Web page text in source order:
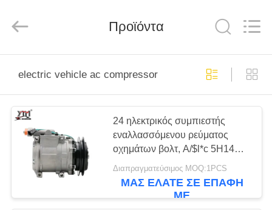
ΠΡΟΪΌΝΤΑ
ΒΊΝΤΕΟ
ΕΜΦΆΝΙΣΗ
VR
Co.,
Reserved.
Προϊόντα
electric vehicle ac compressor
24 ηλεκτρικός συμπιεστής
εναλλασσόμενου ρεύματος
οχημάτων βολτ, A/$l*c 5H14
101422 καθολικός συμπιεστής
Deawoo 80-j εναλλασσόμενου
Διαπραγματεύσιμος MOQ:1PCS
ΜΑΣ ΕΛΆΤΕ ΣΕ ΕΠΑΦΉ
ΜΕ